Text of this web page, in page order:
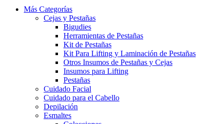
Más Categorías
Cejas y Pestañas
Bigudies
Herramientas de Pestañas
Kit de Pestañas
Kit Para Lifting y Laminación de Pestañas
Otros Insumos de Pestañas y Cejas
Insumos para Lifting
Pestañas
Cuidado Facial
Cuidado para el Cabello
Depilación
Esmaltes